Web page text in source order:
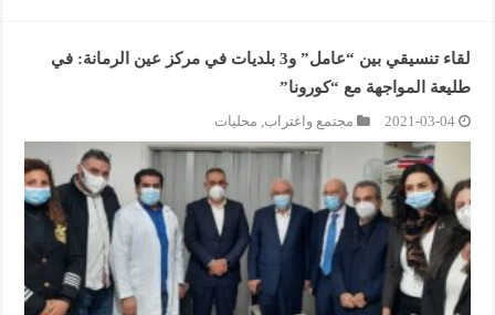
لقاء تنسيقي بين “عامل” و3 بلديات في مركز عين الرمانة: في
طليعة المواجهة مع “كورونا”
2021-03-04 مجتمع واغتراب, محليات